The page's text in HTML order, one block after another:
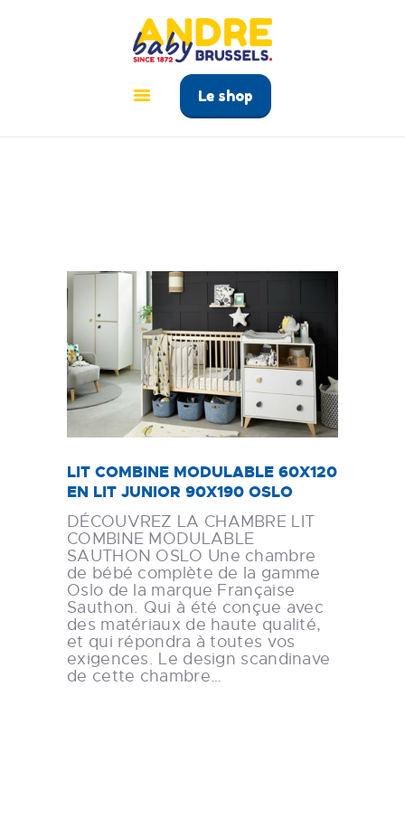
Le shop
ANDRÉ BABY BRUSSELS
Le tout pour bébé à Bruxelles
ACCUEIL
LIT COMBINE MODULABLE 60X120
EN LIT JUNIOR 90X190 OSLO
DÉCOUVREZ LA CHAMBRE LIT
COMBINE MODULABLE
SAUTHON OSLO Une chambre
de bébé complète de la gamme
Oslo de la marque Française
Sauthon. Qui à été conçue avec
des matériaux de haute qualité,
et qui répondra à toutes vos
exigences. Le design scandinave
de cette chambre…